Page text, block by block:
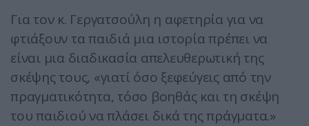
Για τον κ. Γεργατσούλη η αφετηρία για να
φτιάξουν τα παιδιά μια ιστορία πρέπει να
είναι μια διαδικασία απελευθερωτική της
σκέψης τους, «γιατί όσο ξεφεύγεις από την
πραγματικότητα, τόσο βοηθάς και τη σκέψη
του παιδιού να πλάσει δικά της πράγματα.»